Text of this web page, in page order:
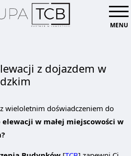
MENU
z dojazdem w
wieloletnim doświadczeniem do
elewacji w małej miejscowości w